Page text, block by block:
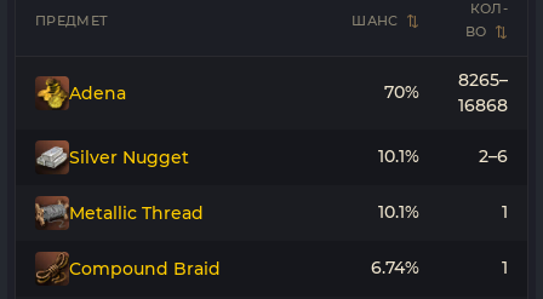
ПРЕДМЕТ ШАНС
КОЛ-
ВО
Adena 70%
8265–
16868
Silver Nugget 10.1% 2–6
Metallic Thread 10.1% 1
Compound Braid 6.74% 1